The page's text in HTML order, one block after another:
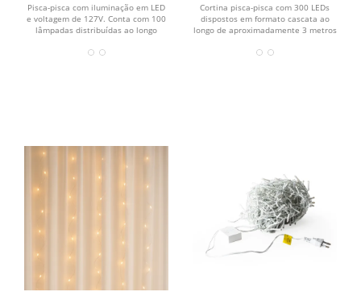
Pisca-pisca com iluminação em LED
e voltagem de 127V. Conta com 100
lâmpadas distribuídas ao longo
Cortina pisca-pisca com 300 LEDs
dispostos em formato cascata ao
longo de aproximadamente 3 metros